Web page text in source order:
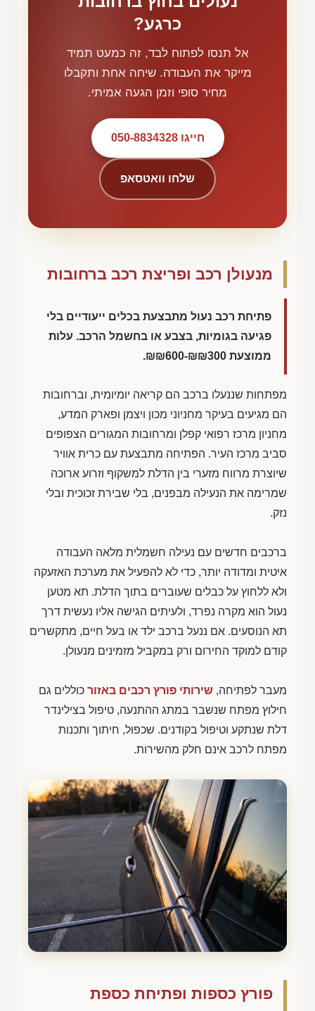
כרגע?
אל תנסו לפתוח לבד, זה כמעט תמיד
מייקר את העבודה. שיחה אחת ותקבלו
מחיר סופי וזמן הגעה אמיתי.
חייגו 050-8834328
שלחו וואטסאפ
מנעולן רכב ופריצת רכב ברחובות
פתיחת רכב נעול מתבצעת בכלים ייעודיים בלי
פגיעה בגומיות, בצבע או בחשמל הרכב. עלות
ממוצעת ₪₪600-₪₪300
.
מפתחות שננעלו ברכב הם קריאה יומיומית, וברחובות
הם מגיעים בעיקר מחניוני מכון ויצמן ופארק המדע,
מחניון מרכז רפואי קפלן ומרחובות המגורים הצפופים
סביב מרכז העיר. הפתיחה מתבצעת עם כרית אוויר
שיוצרת מרווח מזערי בין הדלת למשקוף וזרוע ארוכה
שמרימה את הנעילה מבפנים, בלי שבירת זכוכית ובלי
נזק.
ברכבים חדשים עם נעילה חשמלית מלאה העבודה
איטית ומדודה יותר, כדי לא להפעיל את מערכת האזעקה
ולא ללחוץ על כבלים שעוברים בתוך הדלת. תא מטען
נעול הוא מקרה נפרד, ולעיתים הגישה אליו נעשית דרך
תא הנוסעים. אם ננעל ברכב ילד או בעל חיים, מתקשרים
קודם למוקד החירום ורק במקביל מזמינים מנעולן.
מעבר לפתיחה, שירותי פורץ רכבים באזור כוללים גם
חילוץ מפתח שנשבר במתג ההתנעה, טיפול בצילינדר
דלת שנתקע וטיפול בקודנים. שכפול, חיתוך ותכנות
מפתח לרכב אינם חלק מהשירות.
פורץ כספות ופתיחת כספת